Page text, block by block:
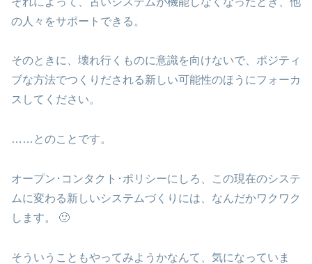
の人々をサポートできる。
そのときに、壊れ行くものに意識を向けないで、ポジティ
ブな方法でつくりだされる新しい可能性のほうにフォーカ
スしてください。
……とのことです。
オープン･コンタクト･ポリシーにしろ、この現在のシステ
ムに変わる新しいシステムづくりには、なんだかワクワク
します。 🙂
そういうこともやってみようかなんて、気になっていま